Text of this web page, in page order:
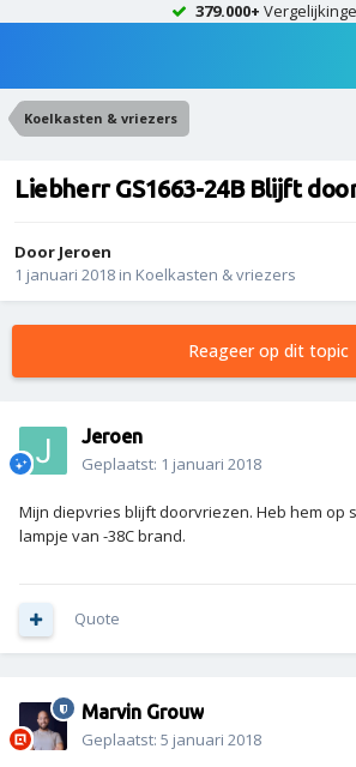
379.000+
Koelkasten & vriezers
Liebherr GS1663-24B Blijft
Door Jeroen
1 januari 2018 in Koelkasten & vriezers
Reageer op dit topic
Jeroen
Geplaatst: 1 januari 2018
Mijn diepvries blijft doorvriezen. Heb hem op
lampje van -38C brand.
Quote
Marvin Grouw
Geplaatst: 5 januari 2018